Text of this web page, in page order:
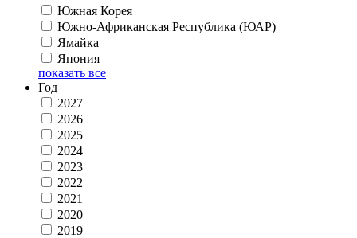
Южная Корея
Южно-Африканская Республика (ЮАР)
Ямайка
Япония
показать все
Год
2027
2026
2025
2024
2023
2022
2021
2020
2019